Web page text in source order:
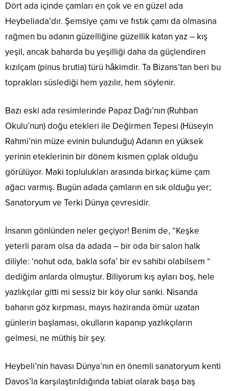
Dört ada içinde çamları en çok ve en güzel ada
Heybeliada’dır. Şemsiye çamı ve fıstık çamı da olmasına
rağmen bu adanın güzelliğine güzellik katan yaz – kış
yeşil, ancak baharda bu yeşilliği daha da güçlendiren
kızılçam (pinus brutia) türü hâkimdir. Ta Bizans’tan beri bu
toprakları süslediği hem yazılır, hem söylenir.
Bazı eski ada resimlerinde Papaz Dağı’nın (Ruhban
Okulu’nun) doğu etekleri ile Değirmen Tepesi (Hüseyin
Rahmi’nin müze evinin bulunduğu) Adanın en yüksek
yerinin eteklerinin bir dönem kısmen çıplak olduğu
görülüyor. Maki toplulukları arasında birkaç küme çam
ağacı varmış. Bugün adada çamların en sık olduğu yer;
Sanatoryum ve Terki Dünya çevresidir.
İnsanın gönlünden neler geçiyor! Benim de, “Keşke
yeterli param olsa da adada – bir oda bir salon halk
diliyle: ‘nohut oda, bakla sofa’ bir ev sahibi olabilsem “
dediğim anlarda olmuştur. Biliyorum kış ayları boş, hele
yazlıkçılar gitti mi sessiz bir köy olur sanki. Nisanda
baharın göz kırpması, mayıs haziranda ömür uzatan
günlerin başlaması, okulların kapanıp yazlıkçıların
gelmesi, ne müthiş bir şey.
Heybeli’nin havası Dünya’nın en önemli sanatoryum kenti
Davos’la karşılaştırıldığında tabiat olarak başa baş